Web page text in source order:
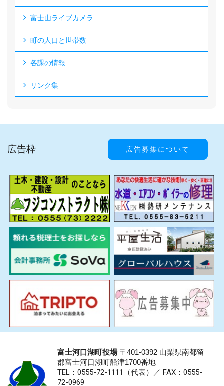
富士山ライブカメラ
町の人口と世帯数
各課の情報
リンク集
広告枠 広告募集について
富士河口湖町役場〒401-0392 山梨県南都留
郡富士河口湖町船津1700番地
TEL：0555-72-1111 （代表）／ FAX：0555-
72-0969